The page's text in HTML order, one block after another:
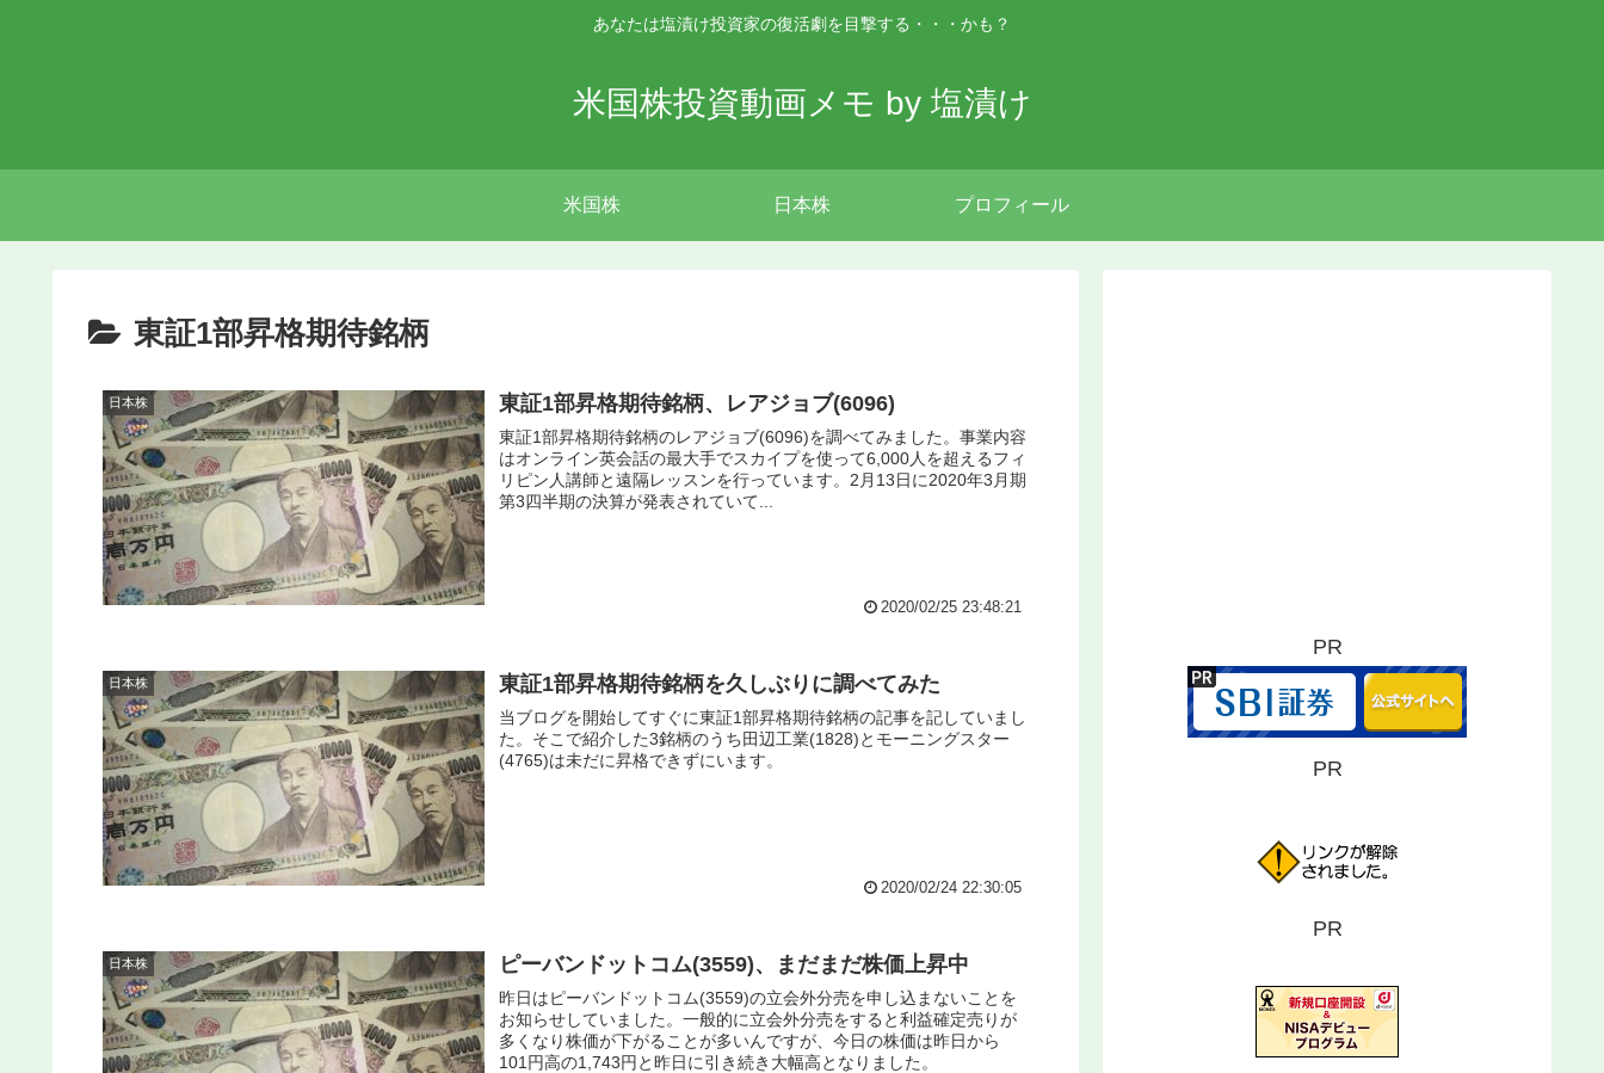
あなたは塩漬け投資家の復活劇を目撃する・・・かも？
米国株投資動画メモ by 塩漬け
米国株 日本株 プロフィール
東証1部昇格期待銘柄
日本株 東証1部昇格期待銘柄、レアジョブ(6096)
東証1部昇格期待銘柄のレアジョブ(6096)を調べてみました。事業内容
はオンライン英会話の最大手でスカイプを使って6,000人を超えるフィ
リピン人講師と遠隔レッスンを行っています。2月13日に2020年3月期
第3四半期の決算が発表されていて...
2020/02/25 23:48:21
日本株 東証1部昇格期待銘柄を久しぶりに調べてみた
当ブログを開始してすぐに東証1部昇格期待銘柄の記事を記していまし
た。そこで紹介した3銘柄のうち田辺工業(1828)とモーニングスター
(4765)は未だに昇格できずにいます。
2020/02/24 22:30:05
日本株 ピーバンドットコム(3559)、まだまだ株価上昇中
昨日はピーバンドットコム(3559)の立会外分売を申し込まないことを
お知らせしていました。一般的に立会外分売をすると利益確定売りが
多くなり株価が下がることが多いんですが、今日の株価は昨日から
101円高の1,743円と昨日に引き続き大幅高となりました。
PR
PR
PR